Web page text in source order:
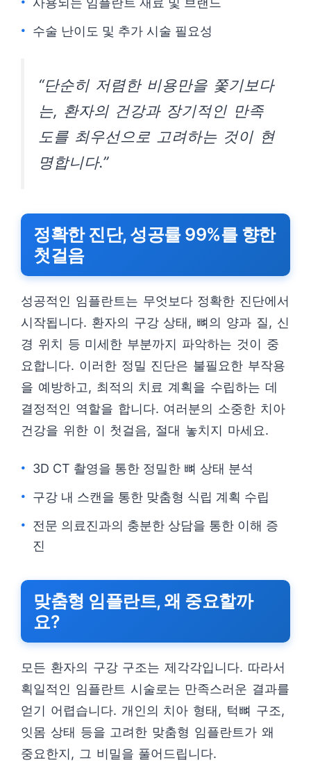
수술 난이도 및 추가 시술 필요성
“단순히 저렴한 비용만을 쫓기보다
는, 환자의 건강과 장기적인 만족
도를 최우선으로 고려하는 것이 현
명합니다.”
정확한 진단, 성공률 99%를 향한
첫걸음
성공적인 임플란트는 무엇보다 정확한 진단에서
시작됩니다. 환자의 구강 상태, 뼈의 양과 질, 신
경 위치 등 미세한 부분까지 파악하는 것이 중
요합니다. 이러한 정밀 진단은 불필요한 부작용
을 예방하고, 최적의 치료 계획을 수립하는 데
결정적인 역할을 합니다. 여러분의 소중한 치아
건강을 위한 이 첫걸음, 절대 놓치지 마세요.
3D CT 촬영을 통한 정밀한 뼈 상태 분석
구강 내 스캔을 통한 맞춤형 식립 계획 수립
전문 의료진과의 충분한 상담을 통한 이해 증
진
맞춤형 임플란트, 왜 중요할까
요?
모든 환자의 구강 구조는 제각각입니다. 따라서
획일적인 임플란트 시술로는 만족스러운 결과를
얻기 어렵습니다. 개인의 치아 형태, 턱뼈 구조,
잇몸 상태 등을 고려한 맞춤형 임플란트가 왜
중요한지, 그 비밀을 풀어드립니다.